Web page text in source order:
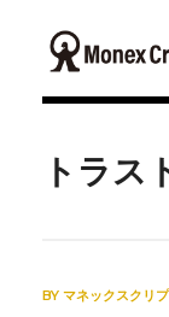
トラス
BY マネックスクリ